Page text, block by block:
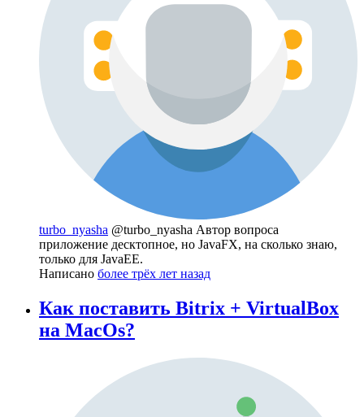
turbo_nyasha @turbo_nyasha Автор вопроса
приложение десктопное, но JavaFX, на сколько знаю,
только для JavaEE.
Написано более трёх лет назад
Как поставить Bitrix + VirtualBox
на MacOs?